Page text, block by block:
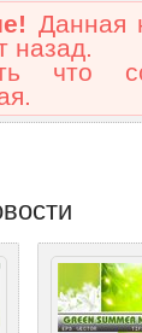
Данная
назад.
что